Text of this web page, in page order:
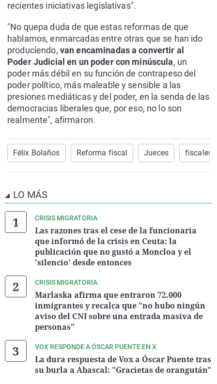
recientes iniciativas legislativas".
"No quepa duda de que estas reformas de que
hablamos, enmarcadas entre otras que se han ido
produciendo, van encaminadas a convertir al
Poder Judicial en un poder con minúscula, un
poder más débil en su función de contrapeso del
poder político, más maleable y sensible a las
presiones mediáticas y del poder, en la senda de las
democracias liberales que, por eso, no lo son
realmente", afirmaron.
Félix Bolaños Reforma fiscal Jueces fiscales
LO MÁS
CRISIS MIGRATORIA
Las razones tras el cese de la funcionaria
que informó de la crisis en Ceuta: la
publicación que no gustó a Moncloa y el
'silencio' desde entonces
CRISIS MIGRATORIA
Marlaska afirma que entraron 72.000
inmigrantes y recalca que "no hubo ningún
aviso del CNI sobre una entrada masiva de
personas"
VOX RESPONDE A ÓSCAR PUENTE EN X
La dura respuesta de Vox a Óscar Puente tras
su burla a Abascal: "Gracietas de orangután"